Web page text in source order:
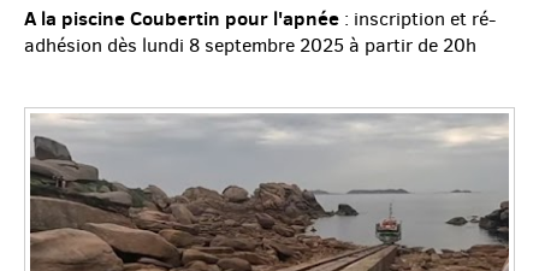
A la piscine Coubertin pour l'apnée : inscription et ré-
adhésion dès lundi 8 septembre 2025 à partir de 20h